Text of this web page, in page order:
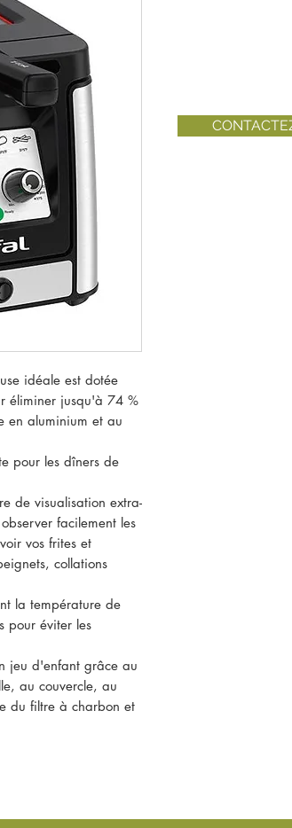
idéale est dotée
éliminer jusqu'à 74 %
en aluminium et au
pour les dîners de
de visualisation extra-
facilement les
vos frites et
collations
la température de
pour éviter les
jeu d'enfant grâce au
au couvercle, au
du filtre à charbon et